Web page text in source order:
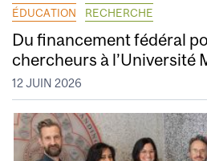
ÉDUCATION RECHERCHE
Du financement fédéral
chercheurs à l’Université
12 JUIN 2026